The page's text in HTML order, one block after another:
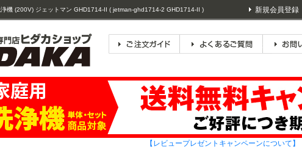
機 (200V) ジェットマン GHD1714-II ( jetman-ghd1714-2 GHD1714-II ) 新規会員登録
【レビュープレゼントキャンペーンについて】